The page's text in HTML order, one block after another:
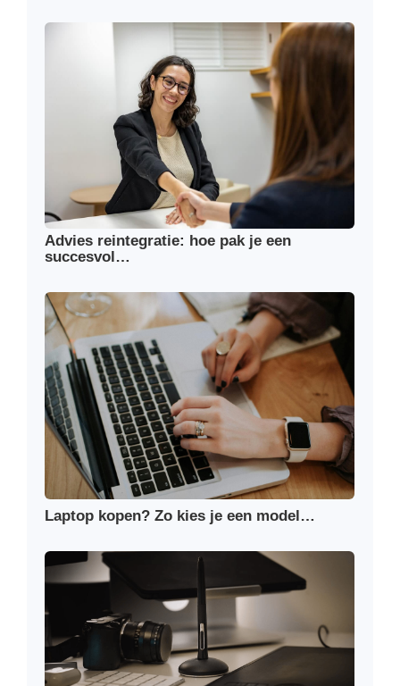
Advies reintegratie: hoe pak je een
succesvol…
Laptop kopen? Zo kies je een model…